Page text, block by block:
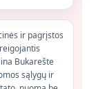
ir pagrįstos
Bukarešte
sąlygų ir